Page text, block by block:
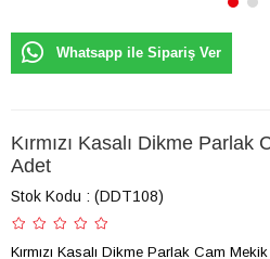
Whatsapp ile Sipariş Ver
Kırmızı Kasalı Dikme
Adet
Stok Kodu (DDT108)
Kırmızı Kasalı Dikme Parlak Cam